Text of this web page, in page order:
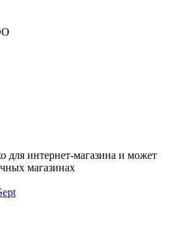
для интернет-магазина и может
магазинах